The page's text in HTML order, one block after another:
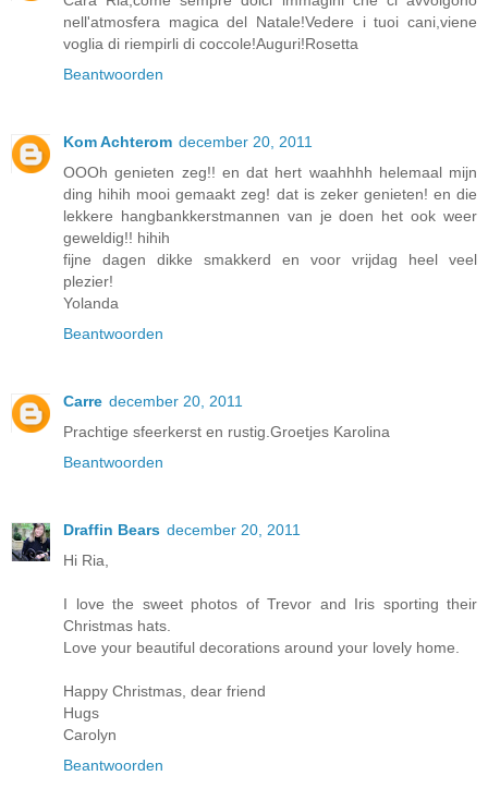
nell'atmosfera magica del Natale!Vedere i tuoi cani,viene
voglia di riempirli di coccole!Auguri!Rosetta
Beantwoorden
Kom Achterom december 20, 2011
OOOh genieten zeg!! en dat hert waahhhh helemaal mijn
ding hihih mooi gemaakt zeg! dat is zeker genieten! en die
lekkere hangbankkerstmannen van je doen het ook weer
geweldig!! hihih
fijne dagen dikke smakkerd en voor vrijdag heel veel
plezier!
Yolanda
Beantwoorden
Carre december 20, 2011
Prachtige sfeerkerst en rustig.Groetjes Karolina
Beantwoorden
Draffin Bears december 20, 2011
Hi Ria,
I love the sweet photos of Trevor and Iris sporting their
Christmas hats.
Love your beautiful decorations around your lovely home.
Happy Christmas, dear friend
Hugs
Carolyn
Beantwoorden